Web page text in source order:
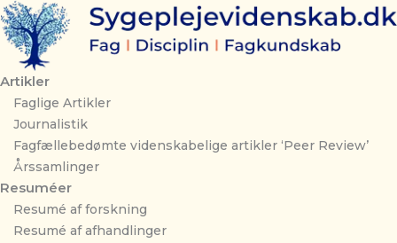
Gå
til
indholdet
Artikler
Faglige Artikler
Journalistik
Fagfællebedømte videnskabelige artikler ‘Peer Review’
Årssamlinger
Resuméer
Resumé af forskning
Resumé af afhandlinger